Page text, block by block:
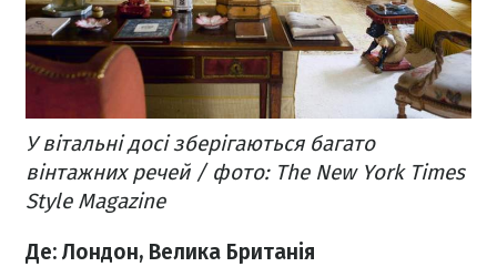
У вітальні досі зберігаються багато
вінтажних речей / фото: The New York Times
Style Magazine
Де: Лондон, Велика Британія